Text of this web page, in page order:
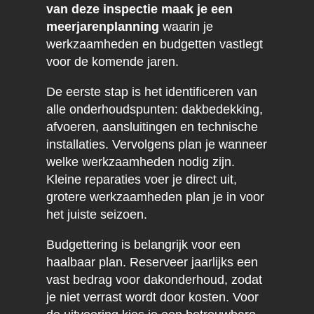
van deze inspectie maak je een
meerjarenplanning waarin je
werkzaamheden en budgetten vastlegt
voor de komende jaren.
De eerste stap is het identificeren van
alle onderhoudspunten: dakbedekking,
afvoeren, aansluitingen en technische
installaties. Vervolgens plan je wanneer
welke werkzaamheden nodig zijn.
Kleine reparaties voer je direct uit,
grotere werkzaamheden plan je in voor
het juiste seizoen.
Budgettering is belangrijk voor een
haalbaar plan. Reserveer jaarlijks een
vast bedrag voor dakonderhoud, zodat
je niet verrast wordt door kosten. Voor